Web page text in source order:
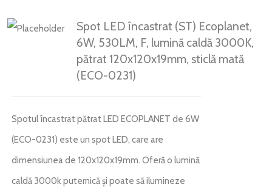
Spot LED încastrat (ST) Ecoplanet,
6W, 530LM, F, lumină caldă 3000K,
pătrat 120x120x19mm, sticlă mată
(ECO-0231)
Spotul încastrat pătrat LED ECOPLANET de 6W
(ECO-0231) este un spot LED, care are
dimensiunea de 120x120x19mm. Oferă o lumină
caldă 3000k puternică și poate să ilumineze